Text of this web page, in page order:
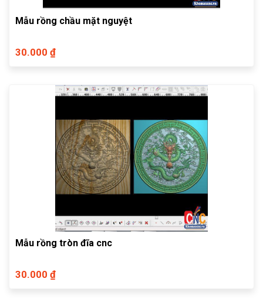
Mẫu rồng chầu mặt nguyệt
30.000 ₫
Mẫu rồng tròn đĩa cnc
30.000 ₫